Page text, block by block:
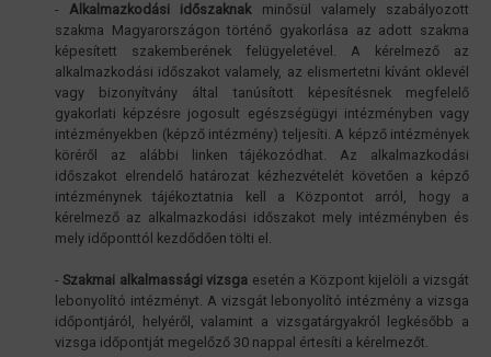
-Alkalmazkodási időszaknakminősül valamely szabályozott
szakma Magyarországon történő gyakorlása az adott szakma
képesített szakemberének felügyeletével. A kérelmező az
alkalmazkodási időszakot valamely, az elismertetni kívánt oklevél
vagy bizonyítvány által tanúsított képesítésnek megfelelő
gyakorlati képzésre jogosult egészségügyi intézményben vagy
intézményekben (képző intézmény) teljesíti. A képző intézmények
köréről az alábbi linken tájékozódhat. Az alkalmazkodási
időszakot elrendelő határozat kézhezvételét követően a képző
intézménynek tájékoztatnia kell a Központot arról, hogy a
kérelmező az alkalmazkodási időszakot mely intézményben és
mely időponttól kezdődően tölti el.
-Szakmai alkalmassági vizsga esetén a Központ kijelöli a vizsgát
lebonyolító intézményt. A vizsgát lebonyolító intézmény a vizsga
időpontjáról, helyéről, valamint a vizsgatárgyakról legkésőbb a
vizsga időpontját megelőző 30 nappal értesíti a kérelmezőt.